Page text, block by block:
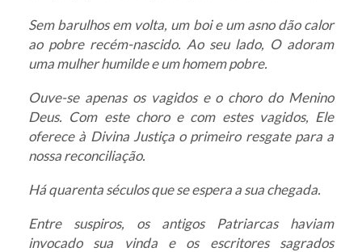
Sem barulhos em volta, um boi e um asno dão calor
ao pobre recém-nascido. Ao seu lado, O adoram
uma mulher humilde e um homem pobre.
Ouve-se apenas os vagidos e o choro do Menino
Deus. Com este choro e com estes vagidos, Ele
oferece à Divina Justiça o primeiro resgate para a
nossa reconciliação.
Há quarenta séculos que se espera a sua chegada.
Entre suspiros, os antigos Patriarcas haviam
invocado sua vinda e os escritores sagrados